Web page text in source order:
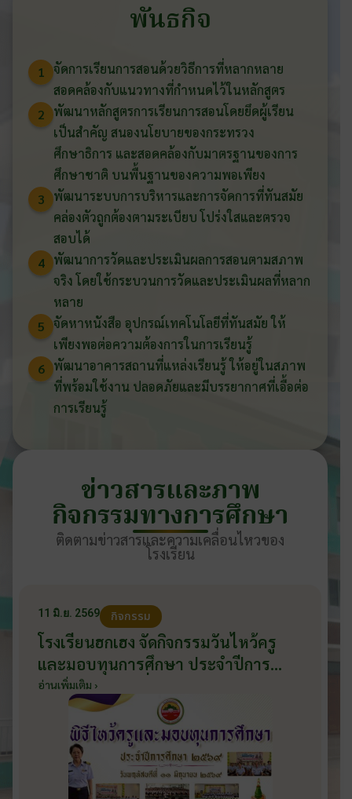
พันธกิจ
1 จัดการเรียนการสอนด้วยวิธีการที่หลากหลาย
สอดคล้องกับแนวทางที่กำหนดไว้ในหลักสูตร
2
พัฒนาหลักสูตรการเรียนการสอนโดยยึดผู้เรียน
เป็นสำคัญ สนองนโยบายของกระทรวง
ศึกษาธิการ และสอดคล้องกับมาตรฐานของการ
ศึกษาชาติ บนพื้นฐานของความพอเพียง
3
พัฒนาระบบการบริหารและการจัดการที่ทันสมัย
คล่องตัวถูกต้องตามระเบียบ โปร่งใสและตรวจ
สอบได้
4 พัฒนาการวัดและประเมินผลการสอนตามสภาพ
จริง โดยใช้กระบวนการวัดและประเมินผลที่หลาก
หลาย
5 จัดหาหนังสือ อุปกรณ์เทคโนโลยีที่ทันสมัย ให้
เพียงพอต่อความต้องการในการเรียนรู้
6 พัฒนาอาคารสถานที่แหล่งเรียนรู้ ให้อยู่ในสภาพ
ที่พร้อมใช้งาน ปลอดภัยและมีบรรยากาศที่เอื้อต่อ
การเรียนรู้
ข่าวสารและภาพ
กิจกรรมทางการศึกษา
ติดตามข่าวสารและความเคลื่อนไหวของ
โรงเรียน
11 มิ.ย. 2569 กิจกรรม
โรงเรียนฮกเฮง จัดกิจกรรมวันไหว้ครู
และมอบทุนการศึกษา ประจำปีการ
ศึกษา 2569 วันที่ 11 มิถุนายน 2569
อ่านเพิ่มเติม ›